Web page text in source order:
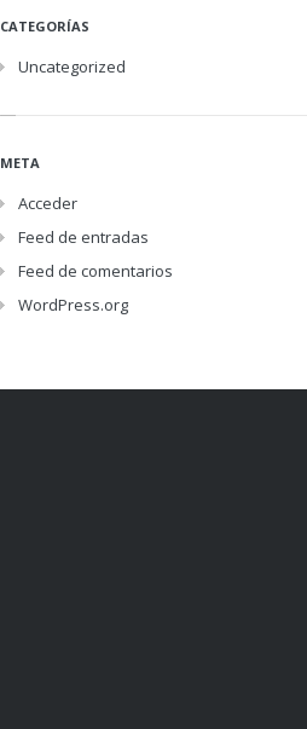
CATEGORÍAS
Uncategorized
META
Acceder
Feed de entradas
Feed de comentarios
WordPress.org